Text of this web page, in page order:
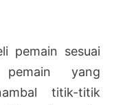
pemain sesuai
yang
titik-titik